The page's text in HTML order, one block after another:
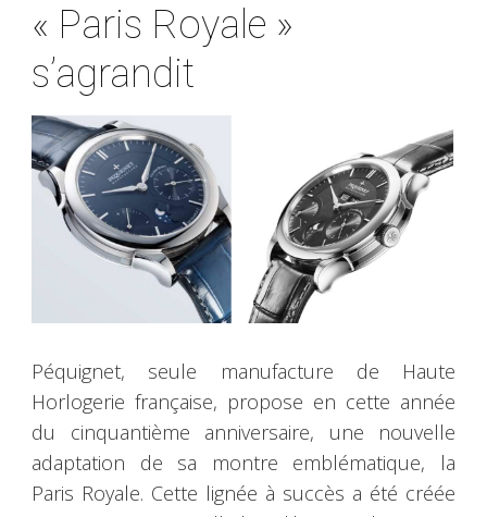
« Paris Royale »
s’agrandit
Péquignet, seule manufacture de Haute
Horlogerie française, propose en cette année
du cinquantième anniversaire, une nouvelle
adaptation de sa montre emblématique, la
Paris Royale. Cette lignée à succès a été créée